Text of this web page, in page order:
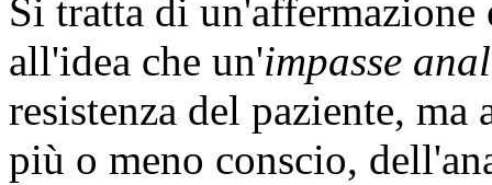
Si tratta di un'affermazione
all'idea che un'impasse
resistenza del paziente, ma
più o meno conscio,